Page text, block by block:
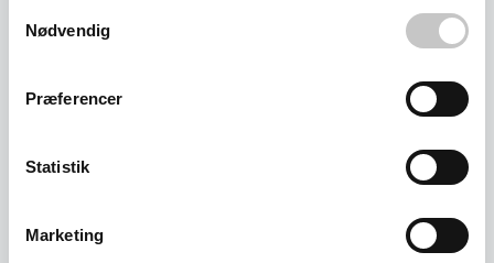
Nødvendig
Præferencer
Statistik
Marketing